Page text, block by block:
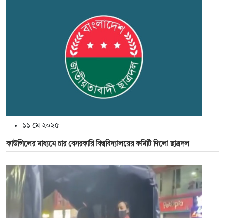
১১ মে ২০২৫
কাউন্সিলের মাধ্যমে চার বেসরকারি বিশ্ববিদ্যালয়ের কমিটি দিলো ছাত্রদল